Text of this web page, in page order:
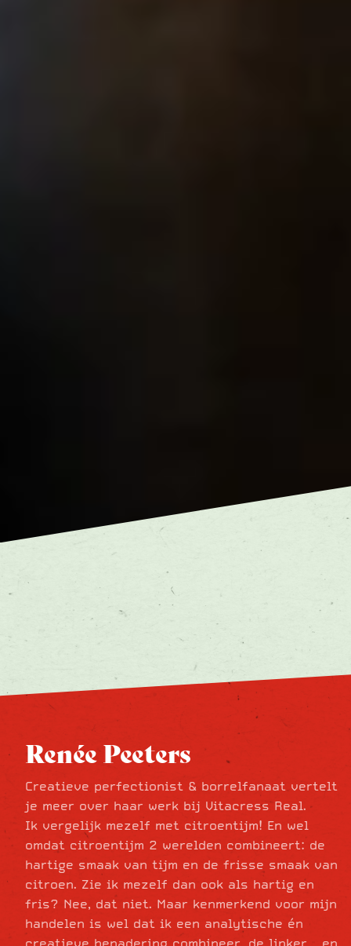
Renée Peeters
Creatieve perfectionist & borrelfanaat vertelt
je meer over haar werk bij Vitacress Real.
Ik vergelijk mezelf met citroentijm! En wel
omdat citroentijm 2 werelden combineert: de
hartige smaak van tijm en de frisse smaak van
citroen. Zie ik mezelf dan ook als hartig en
fris? Nee, dat niet. Maar kenmerkend voor mijn
handelen is wel dat ik een analytische én